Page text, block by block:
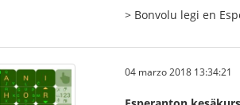
> Bonvolu legi en
04 marzo 2018 13:34:21